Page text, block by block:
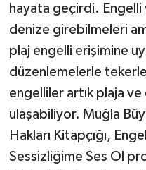
hayata geçirdi. Engelli
denize girebilmeleri
plaj engelli erişimine
düzenlemelerle
engelliler artık plaja ve
ulaşabiliyor. Muğla
Hakları Kitapçığı,
Sessizliğime Ses Ol